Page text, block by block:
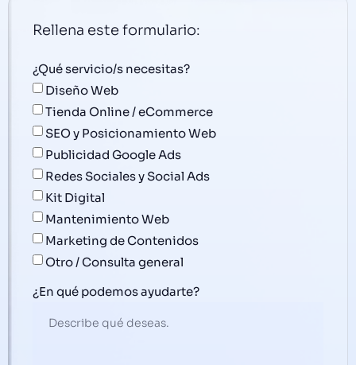
Rellena este formulario:
¿Qué servicio/s necesitas?
Diseño Web
Tienda Online / eCommerce
SEO y Posicionamiento Web
Publicidad Google Ads
Redes Sociales y Social Ads
Kit Digital
Mantenimiento Web
Marketing de Contenidos
Otro / Consulta general
¿En qué podemos ayudarte?